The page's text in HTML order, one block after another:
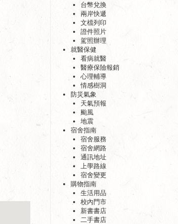
台幣兌換
兩岸快遞
文檔列印
證件照片
駕照辦理
就醫保健
看病就醫
醫療保險報銷
心理輔導
情感樹洞
防災氣象
天氣預報
颱風
地震
宿舍指南
宿舍服務
宿舍網路
通訊地址
上學路線
宿舍變更
購物指南
生活用品
校內門市
新書書店
二手書店